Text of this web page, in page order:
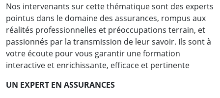
Nos intervenants sur cette thématique sont des experts
pointus dans le domaine des assurances, rompus aux
réalités professionnelles et préoccupations terrain, et
passionnés par la transmission de leur savoir. Ils sont à
votre écoute pour vous garantir une formation
interactive et enrichissante, efficace et pertinente
UN EXPERT EN ASSURANCES